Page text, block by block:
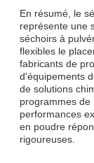
En résumé, le
représente une
séchoirs à
flexibles le
fabricants de
d'équipements
de solutions
programmes de
performances
en poudre
rigoureuses.